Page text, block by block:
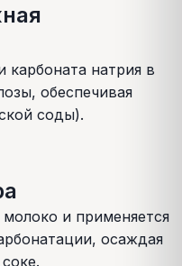
карбоната натрия в
обеспечивая
соды).
и применяется
осаждая